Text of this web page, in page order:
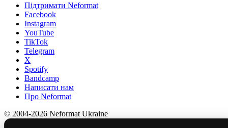
Підтримати Neformat
Facebook
Instagram
YouTube
TikTok
Telegram
X
Spotify
Bandcamp
Написати нам
Про Neformat
© 2004-2026 Neformat Ukraine